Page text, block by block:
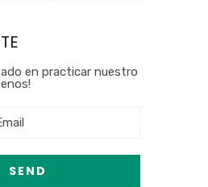
en practicar nuestro